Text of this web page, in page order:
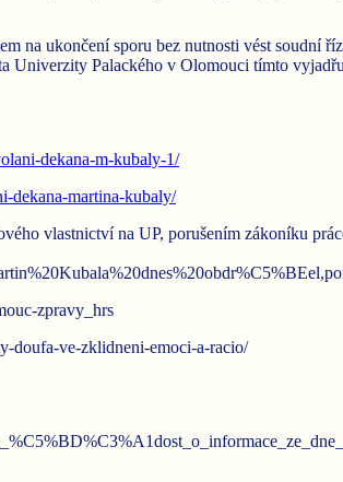
na ukončení sporu bez nutnosti vést soudní
Univerzity Palackého v Olomouci tímto
dekana-m-kubaly-1/
dekana-martina-kubaly/
vlastnictví na UP, porušením zákoníku
zpravy_hrs
doufa-ve-zklidneni-emoci-a-racio/